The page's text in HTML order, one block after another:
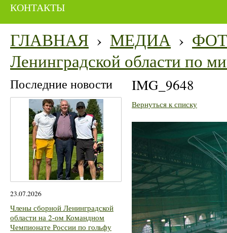
КОНТАКТЫ
ГЛАВНАЯ › МЕДИА ›
Ленинградской области по
Последние новости
23.07.2026
Члены сборной Ленинградской
области на 2-ом Командном
Чемпионате России по гольфу
IMG_9648
Вернуться к списку